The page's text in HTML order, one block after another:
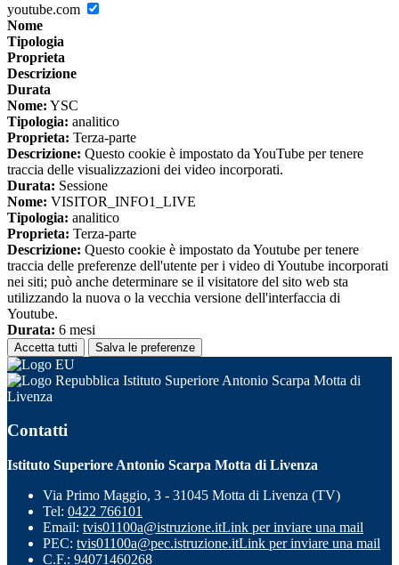
youtube.com
Nome
Tipologia
Proprieta
Descrizione
Durata
Nome: YSC
Tipologia: analitico
Proprieta: Terza-parte
Descrizione: Questo cookie è impostato da YouTube per tenere
traccia delle visualizzazioni dei video incorporati.
Durata: Sessione
Nome: VISITOR_INFO1_LIVE
Tipologia: analitico
Proprieta: Terza-parte
Descrizione: Questo cookie è impostato da Youtube per tenere
traccia delle preferenze dell'utente per i video di Youtube incorporati
nei siti; può anche determinare se il visitatore del sito web sta
utilizzando la nuova o la vecchia versione dell'interfaccia di
Youtube.
Durata: 6 mesi
Accetta tutti Salva le preferenze
Istituto Superiore Antonio Scarpa Motta di
Livenza
Contatti
Istituto Superiore Antonio Scarpa Motta di Livenza
Via Primo Maggio, 3 - 31045 Motta di Livenza (TV)
Tel: 0422 766101
Email: tvis01100a@istruzione.itLink per inviare una mail
PEC: tvis01100a@pec.istruzione.itLink per inviare una mail
C.F.: 94071460268